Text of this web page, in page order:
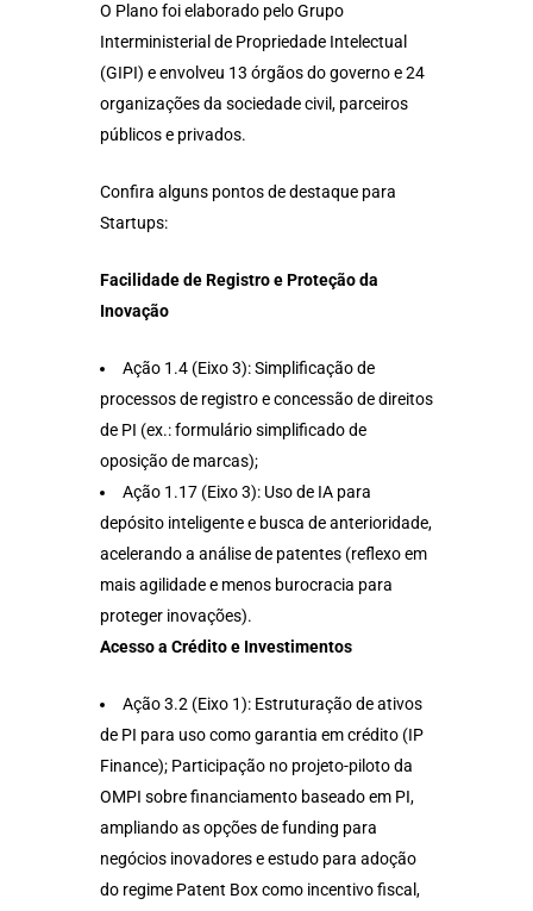
O Plano foi elaborado pelo Grupo
Interministerial de Propriedade Intelectual
(GIPI) e envolveu 13 órgãos do governo e 24
organizações da sociedade civil, parceiros
públicos e privados.
Confira alguns pontos de destaque para
Startups:
Facilidade de Registro e Proteção da
Inovação
Ação 1.4 (Eixo 3): Simplificação de
processos de registro e concessão de direitos
de PI (ex.: formulário simplificado de
oposição de marcas);
Ação 1.17 (Eixo 3): Uso de IA para
depósito inteligente e busca de anterioridade,
acelerando a análise de patentes (reflexo em
mais agilidade e menos burocracia para
proteger inovações).
Acesso a Crédito e Investimentos
Ação 3.2 (Eixo 1): Estruturação de ativos
de PI para uso como garantia em crédito (IP
Finance); Participação no projeto-piloto da
OMPI sobre financiamento baseado em PI,
ampliando as opções de funding para
negócios inovadores e estudo para adoção
do regime Patent Box como incentivo fiscal,